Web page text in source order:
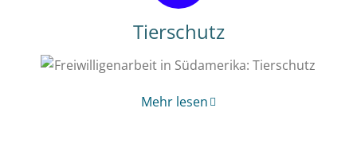
Tierschutz
Mehr lesen